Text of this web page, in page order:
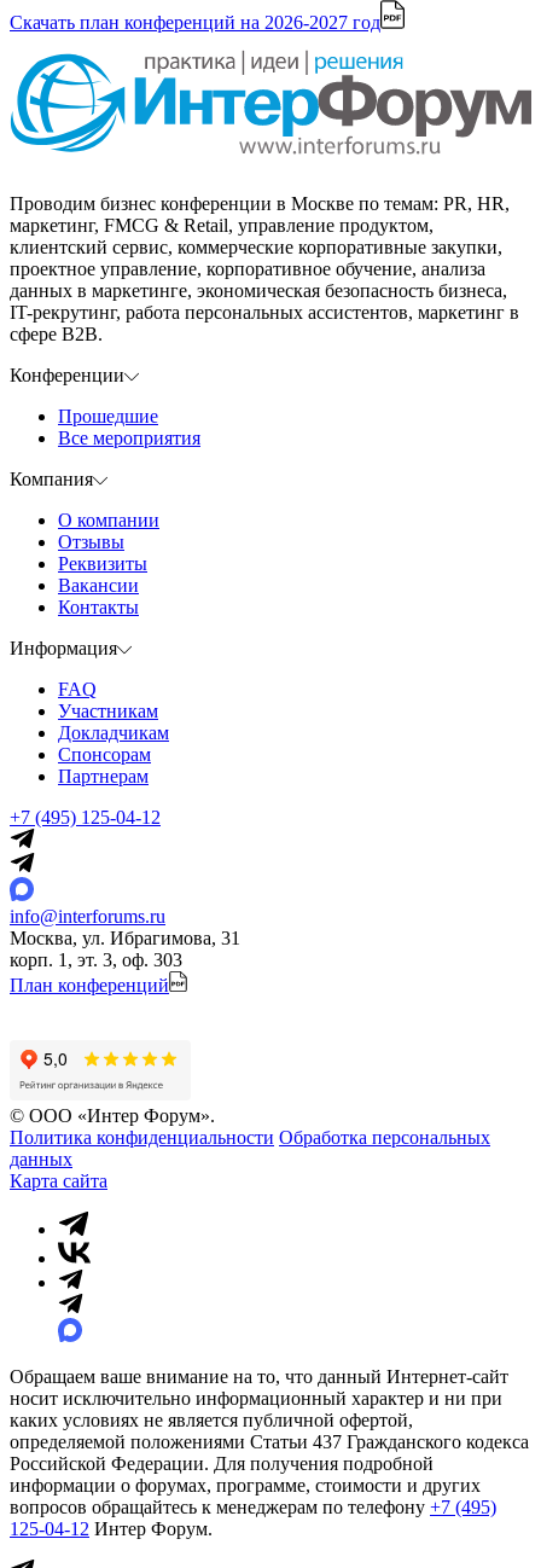
Скачать план конференций на 2026-2027 год
Проводим бизнес конференции в Москве по темам: PR, HR,
маркетинг, FMCG & Retail, управление продуктом,
клиентский сервис, коммерческие корпоративные закупки,
проектное управление, корпоративное обучение, анализа
данных в маркетинге, экономическая безопасность бизнеса,
IT-рекрутинг, работа персональных ассистентов, маркетинг в
сфере B2B.
Конференции
Прошедшие
Все мероприятия
Компания
О компании
Отзывы
Реквизиты
Вакансии
Контакты
Информация
FAQ
Участникам
Докладчикам
Спонсорам
Партнерам
+7 (495) 125-04-12
info@interforums.ru
Москва, ул. Ибрагимова, 31
корп. 1, эт. 3, оф. 303
План конференций
© ООО «Интер Форум».
Политика конфиденциальности Обработка персональных
данных
Карта сайта
Обращаем ваше внимание на то, что данный Интернет-сайт
носит исключительно информационный характер и ни при
каких условиях не является публичной офертой,
определяемой положениями Статьи 437 Гражданского кодекса
Российской Федерации. Для получения подробной
информации о форумах, программе, стоимости и других
вопросов обращайтесь к менеджерам по телефону +7 (495)
125-04-12 Интер Форум.